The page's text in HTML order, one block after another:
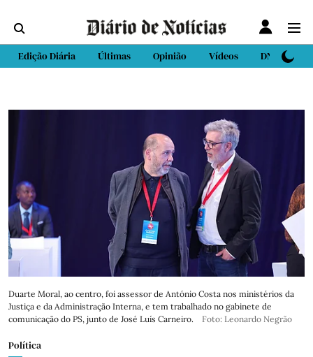
Edição Diária Últimas Opinião Vídeos DN Sport
Duarte Moral, ao centro, foi assessor de António Costa nos ministérios da
Justiça e da Administração Interna, e tem trabalhado no gabinete de
comunicação do PS, junto de José Luís Carneiro.
Foto: Leonardo Negrão
Política